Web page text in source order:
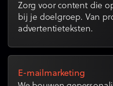
Zorg voor content die
bij je doelgroep. Van
advertentieteksten.
E-mailmarketing